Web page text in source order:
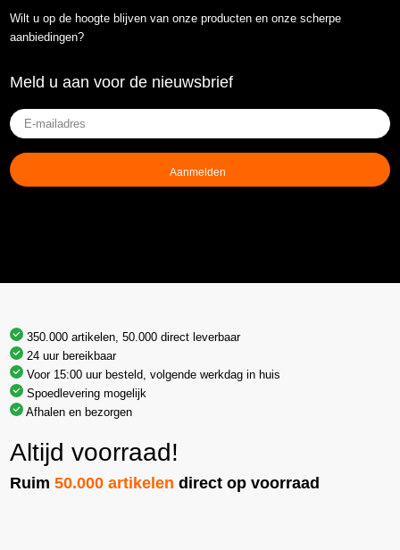
Wilt u op de hoogte blijven van onze producten en onze scherpe
aanbiedingen?
Meld u aan voor de nieuwsbrief
E-
mailadres
(Vereist)
350.000 artikelen, 50.000 direct leverbaar
24 uur bereikbaar
Voor 15:00 uur besteld, volgende werkdag in huis
Spoedlevering mogelijk
Afhalen en bezorgen
Altijd voorraad!
Ruim50.000 artikelen direct op voorraad